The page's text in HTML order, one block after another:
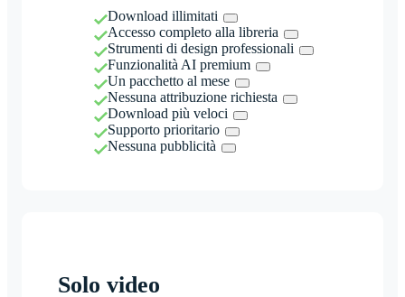
Download illimitati
Accesso completo alla libreria
Strumenti di design professionali
Funzionalità AI premium
Un pacchetto al mese
Nessuna attribuzione richiesta
Download più veloci
Supporto prioritario
Nessuna pubblicità
Solo video